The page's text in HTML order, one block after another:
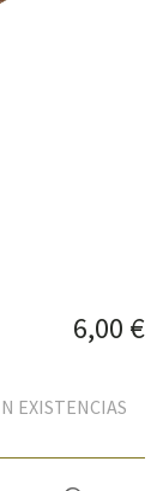
6,00 €
EXISTENCIAS